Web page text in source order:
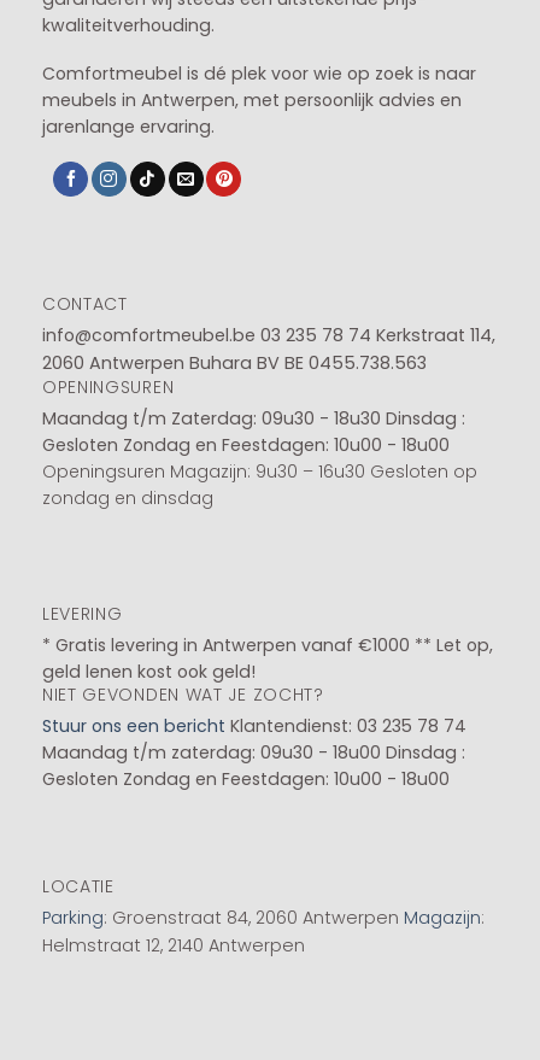
kwaliteitverhouding.
Comfortmeubel is dé plek voor wie op zoek is naar
meubels in Antwerpen, met persoonlijk advies en
jarenlange ervaring.
CONTACT
info@comfortmeubel.be 03 235 78 74 Kerkstraat 114,
2060 Antwerpen Buhara BV BE 0455.738.563
OPENINGSUREN
Maandag t/m Zaterdag: 09u30 - 18u30 Dinsdag :
Gesloten Zondag en Feestdagen: 10u00 - 18u00
Openingsuren Magazijn: 9u30 – 16u30 Gesloten op
zondag en dinsdag
LEVERING
* Gratis levering in Antwerpen vanaf €1000 ** Let op,
geld lenen kost ook geld!
NIET GEVONDEN WAT JE ZOCHT?
Stuur ons een bericht Klantendienst: 03 235 78 74
Maandag t/m zaterdag: 09u30 - 18u00 Dinsdag :
Gesloten Zondag en Feestdagen: 10u00 - 18u00
LOCATIE
Parking: Groenstraat 84, 2060 Antwerpen Magazijn:
Helmstraat 12, 2140 Antwerpen